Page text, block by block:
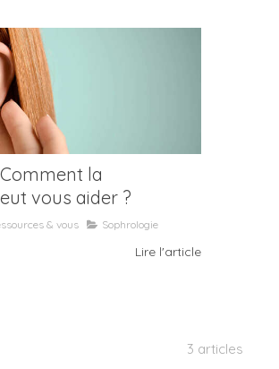
la
vous aider ?
& vous Sophrologie
Lire l'article
3 articles